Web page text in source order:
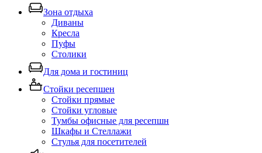
Зона отдыха
Диваны
Кресла
Пуфы
Столики
Для дома и гостиниц
Стойки ресепшен
Стойки прямые
Стойки угловые
Тумбы офисные для ресепшн
Шкафы и Стеллажи
Стулья для посетителей